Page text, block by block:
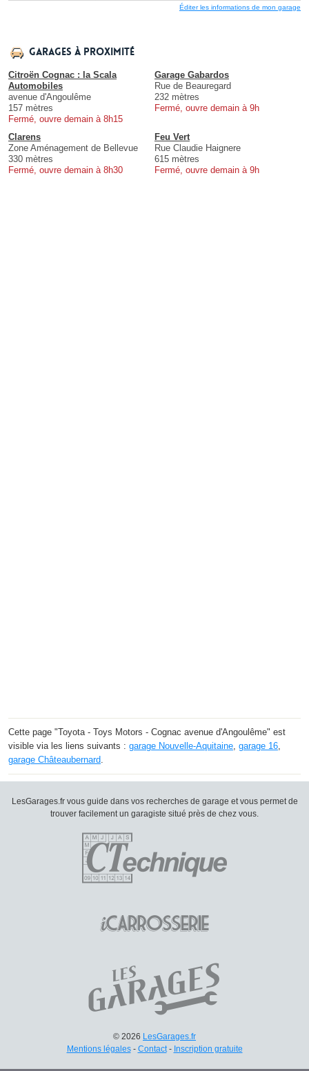
Éditer les informations de mon garage
Garages à proximité
Citroën Cognac : la Scala
Automobiles
avenue d'Angoulême
157 mètres
Fermé, ouvre demain à 8h15
Garage Gabardos
Rue de Beauregard
232 mètres
Fermé, ouvre demain à 9h
Clarens
Zone Aménagement de Bellevue
330 mètres
Fermé, ouvre demain à 8h30
Feu Vert
Rue Claudie Haignere
615 mètres
Fermé, ouvre demain à 9h
Cette page "Toyota - Toys Motors - Cognac avenue d'Angoulême" est
visible via les liens suivants : garage Nouvelle-Aquitaine garage 16
garage Châteaubernard
LesGarages.fr vous guide dans vos recherches de garage et vous permet de
trouver facilement un garagiste situé près de chez vous.
© 2026 LesGarages.fr
Mentions légales- Contact- Inscription gratuite